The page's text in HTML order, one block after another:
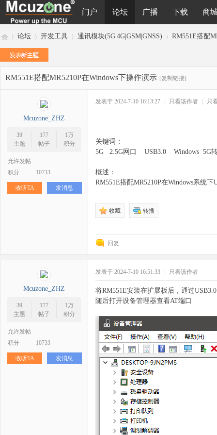
门户 论坛 广播 下载 商
M »
论坛
›
开发工具
›
通讯模块(5G|4G|GSM|GNSS)
›
RM551E搭配
RM551E搭配MR5210P在Windows下操作演示 [复制链接]
Mcuzone_ZHZ
39
主题
177
帖子
1万
积分
允许发帖
积分
10733
收听TA 发消息
发表于 2024-7-10 16:13:27 只看该作者 只
关键词：
5G 2.5G网口 USB3.0 Windows 5G
概述：
RM551E搭配MR5210P在Windows系统
收藏 转播
回复
Mcuzone_ZHZ
39
主题
177
帖子
1万
积分
允许发帖
积分
10733
收听TA 发消息
发表于 2024-7-10 16:51:33 只看该作者
将RM551E安装在扩展板后，通过
随后打开设备管理器查看AT端口